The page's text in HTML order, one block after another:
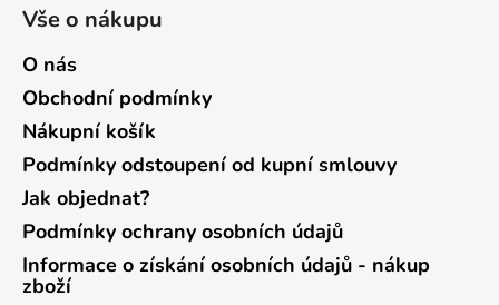
Vše o nákupu
O nás
Obchodní podmínky
Nákupní košík
Podmínky odstoupení od kupní smlouvy
Jak objednat?
Podmínky ochrany osobních údajů
Informace o získání osobních údajů - nákup
zboží